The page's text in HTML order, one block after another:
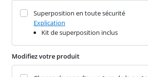
Superposition en toute sécurité
Explication
Kit de superposition inclus
Modifiez votre produit